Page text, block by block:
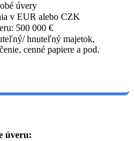
úvery
v EUR alebo CZK
500 000 €
hnuteľný majetok,
cenné papiere a pod.
úveru: